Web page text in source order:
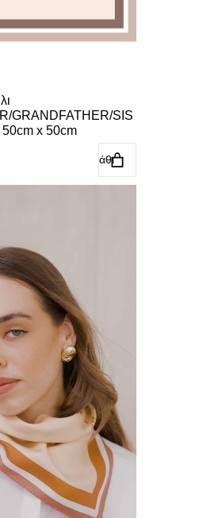
GRANDFATHER/SIS
x 50cm
Προσθήκη στο καλάθι